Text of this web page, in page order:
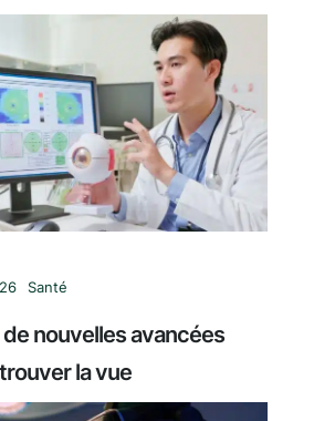
Santé
de nouvelles avancées
la vue